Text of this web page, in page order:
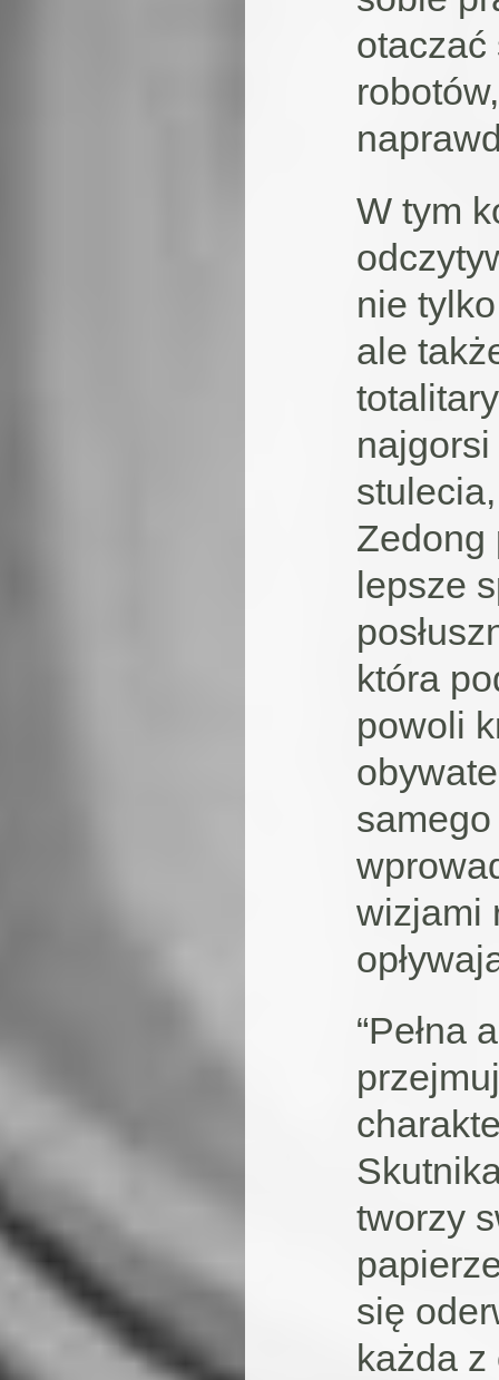
otaczać
W tym
nie
ale
Zedong
lepsze
która
powoli
wizjami
“Pełna
tworzy
się
każda z